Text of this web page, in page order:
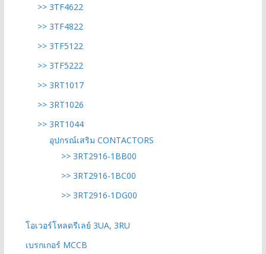
>> 3TF4622
>> 3TF4822
>> 3TF5122
>> 3TF5222
>> 3RT1017
>> 3RT1026
>> 3RT1044
อุปกรณ์เสริม CONTACTORS
>> 3RT2916-1BB00
>> 3RT2916-1BC00
>> 3RT2916-1DG00
โอเวอร์โหลดรีเลย์ 3UA, 3RU
เบรกเกอร์ MCCB